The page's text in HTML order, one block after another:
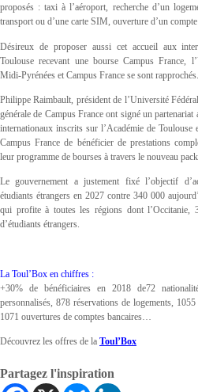
proposés : taxi à l’aéroport, recherche d’un
transport ou d’une carte SIM, ouverture d’un
Désireux de proposer aussi cet accueil aux
Toulouse recevant une bourse Campus France,
Midi-Pyrénées et Campus France se sont rapprochés.
Philippe Raimbault, président de l’Université
générale de Campus France ont signé un
internationaux inscrits sur l’Académie de Toulouse
Campus France de bénéficier de prestations
leur programme de bourses à travers le nouveau
Le gouvernement a justement fixé l’objectif
étudiants étrangers en 2027 contre 340 000
qui profite à toutes les régions dont l’Occitanie,
d’étudiants étrangers.
La Toul’Box en chiffres :
+30% de bénéficiaires en 2018 de72
personnalisés, 878 réservations de logements,
1071 ouvertures de comptes bancaires…
Découvrez les offres de la Toul’Box
Partagez l'inspiration